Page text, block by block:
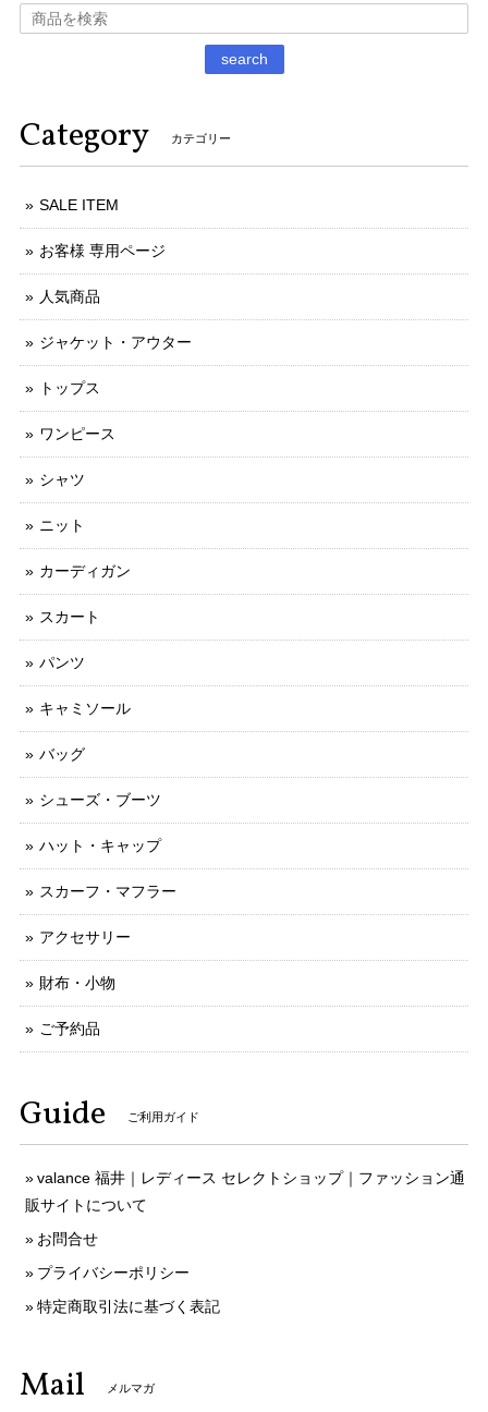
search
Category カテゴリー
SALE ITEM
お客様 専用ページ
人気商品
ジャケット・アウター
トップス
ワンピース
シャツ
ニット
カーディガン
スカート
パンツ
キャミソール
バッグ
シューズ・ブーツ
ハット・キャップ
スカーフ・マフラー
アクセサリー
財布・小物
ご予約品
Guide ご利用ガイド
valance 福井｜レディース セレクトショップ｜ファッション通
販サイトについて
お問合せ
プライバシーポリシー
特定商取引法に基づく表記
Mail メルマガ